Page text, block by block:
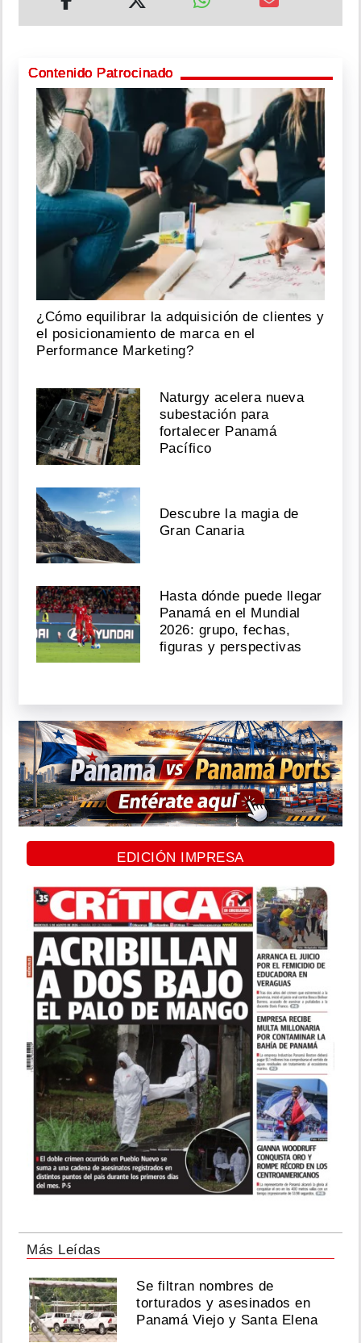
Contenido Patrocinado
¿Cómo equilibrar la adquisición de clientes y
el posicionamiento de marca en el
Performance Marketing?
Naturgy acelera nueva
subestación para
fortalecer Panamá
Pacífico
Descubre la magia de
Gran Canaria
Hasta dónde puede llegar
Panamá en el Mundial
2026: grupo, fechas,
figuras y perspectivas
EDICIÓN IMPRESA
Más Leídas
Se filtran nombres de
torturados y asesinados en
Panamá Viejo y Santa Elena